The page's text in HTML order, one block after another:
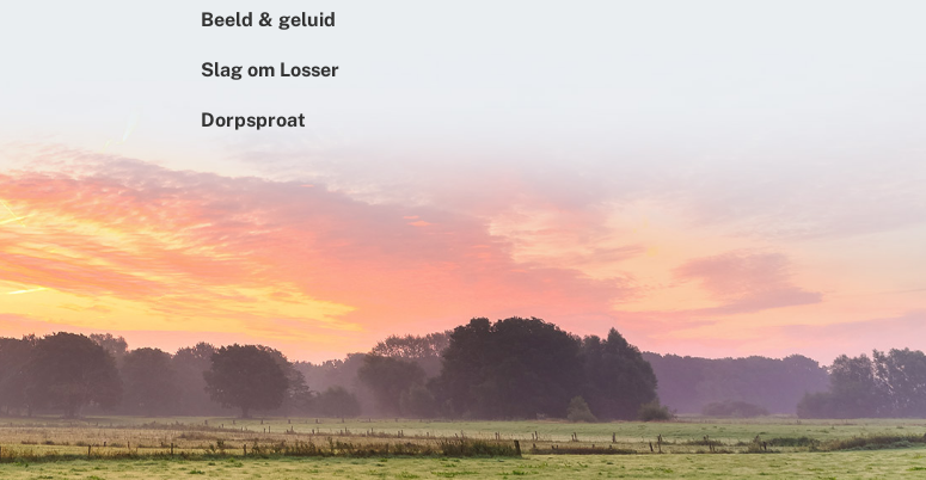
Beeld & geluid
Slag om Losser
Dorpsproat